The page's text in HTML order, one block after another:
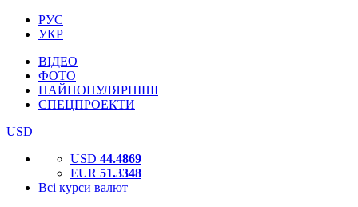
РУС
УКР
ВІДЕО
ФОТО
НАЙПОПУЛЯРНІШІ
СПЕЦПРОЕКТИ
USD
USD 44.4869
EUR 51.3348
Всі курси валют